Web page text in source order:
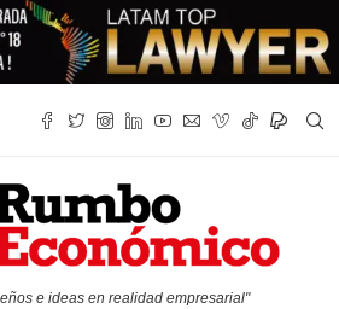
e ideas en realidad empresarial"